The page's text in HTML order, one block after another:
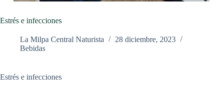
Estrés e infecciones
La Milpa Central Naturista
28 diciembre, 2023
Bebidas
Estrés e infecciones